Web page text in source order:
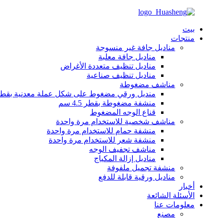
بيت
منتجات
مناديل جافة غير منسوجة
مناديل جافة معلبة
مناديل تنظيف متعددة الأغراض
مناديل تنظيف صناعية
مناشف مضغوطة
منديل ورقي مضغوط على شكل عملة معدنية بقطر 2
منشفة مضغوطة بقطر 4.5 سم
قناع الوجه المضغوط
مناشف شخصية للاستخدام مرة واحدة
منشفة حمام للاستخدام مرة واحدة
منشفة شعر للاستخدام مرة واحدة
مناشف تجفيف الوجه
مناديل إزالة المكياج
منشفة تجميل ملفوفة
مناديل ورقية قابلة للدفع
أخبار
الأسئلة الشائعة
معلومات عنا
مصنع